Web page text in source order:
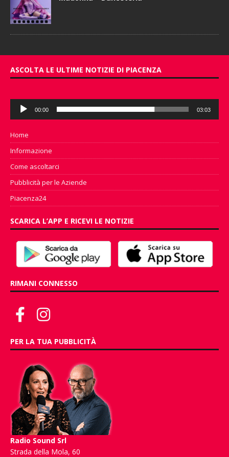
ASCOLTA LE ULTIME NOTIZIE DI PIACENZA
Audio
Player
00:00 03:03
Home
Informazione
Come ascoltarci
Pubblicità per le Aziende
Piacenza24
SCARICA L’APP E RICEVI LE NOTIZIE
RIMANI CONNESSO
PER LA TUA PUBBLICITÀ
Radio Sound Srl
Strada della Mola, 60